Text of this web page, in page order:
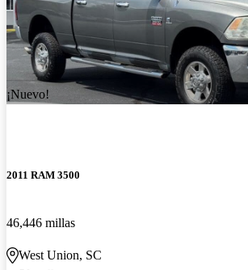
¡Nuevo!
2011 RAM 3500
46,446 millas
West Union, SC